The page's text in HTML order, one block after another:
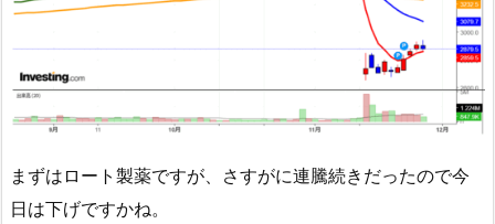
まずはロート製薬ですが、さすがに連騰続きだったので今
日は下げですかね。